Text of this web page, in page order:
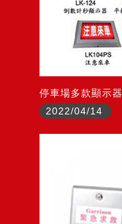
停車場多款顯示器
2022/04/14